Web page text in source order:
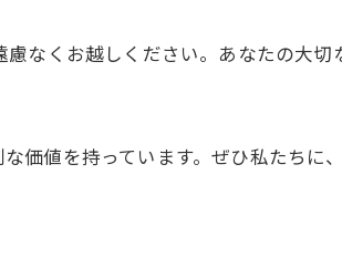
なくお越しください。あなたの大
価値を持っています。ぜひ私たちに